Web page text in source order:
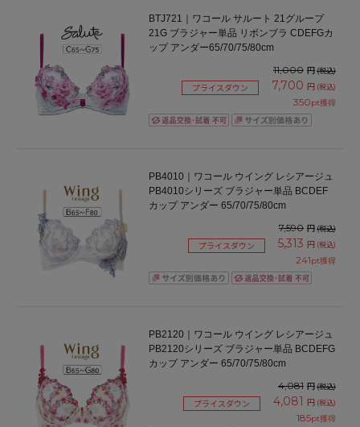
BTJ721｜ワコール サルート 21グループ
21G ブラジャー単品 リボンブラ CDEFGカ
ップ アンダー65/70/75/80cm
11,000 円(税込)
プライスダウン 7,700 円 (税込)
350pt獲得
PB4010｜ワコール ウイング レシアージュ
PB4010シリーズ ブラジャー単品 BCDEF
カップ アンダー 65/70/75/80cm
7,590 円(税込)
プライスダウン 5,313 円 (税込)
241pt獲得
PB2120｜ワコール ウイング レシアージュ
PB2120シリーズ ブラジャー単品 BCDEFG
カップ アンダー 65/70/75/80cm
4,081 円(税込)
プライスダウン 4,081 円 (税込)
185pt獲得